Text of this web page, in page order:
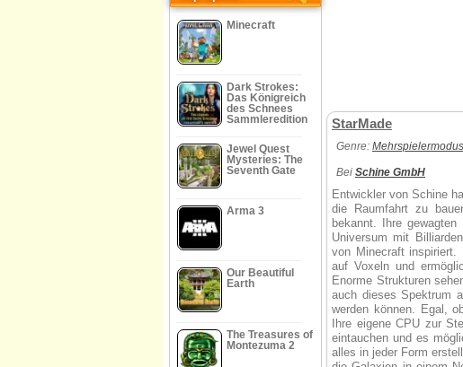
Minecraft
Dark Strokes:
Das Königreich
des Schnees
Sammleredition
Jewel Quest
Mysteries: The
Seventh Gate
Arma 3
Our Beautiful
Earth
The Treasures of
Montezuma 2
StarMade
Genre: Mehrspielermodus
Bei Schine GmbH
Entwickler von Schine
die Raumfahrt zu
bekannt. Ihre
Universum mit
von Minecraft inspiriert.
auf Voxeln und
Enorme Strukturen
auch dieses Spektrum
werden können. Egal,
Ihre eigene CPU zur
eintauchen und es
alles in jeder Form